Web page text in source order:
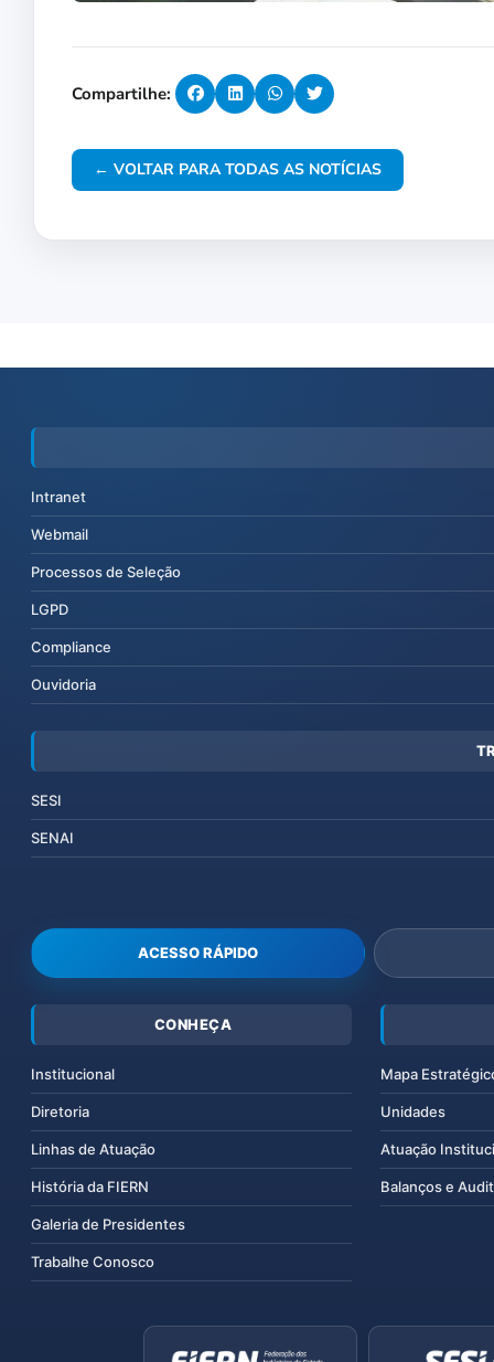
Compartilhe:
← VOLTAR PARA TODAS AS NOTÍCIAS
Intranet
Webmail
Processos de Seleção
LGPD
Compliance
Ouvidoria
SESI
SENAI
ACESSO RÁPIDO
CONHEÇA
Institucional
Diretoria
Linhas de Atuação
História da FIERN
Galeria de Presidentes
Trabalhe Conosco
Mapa
Unidades
Atuação
Balanços e